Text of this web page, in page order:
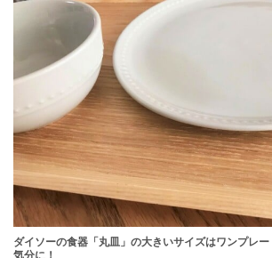
ダイソーの食器「丸皿」の大きいサイズはワンプレ
気分に！